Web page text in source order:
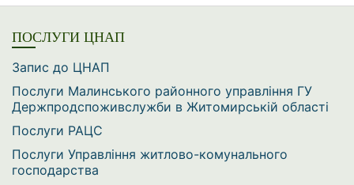
ПОСЛУГИ ЦНАП
Запис до ЦНАП
Послуги Малинського районного управління ГУ
Держпродспоживслужби в Житомирській області
Послуги РАЦС
Послуги Управління житлово-комунального
господарства